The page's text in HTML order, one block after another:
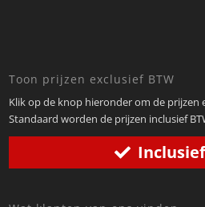
Toon prijzen exclusief BTW
Klik op de knop hieronder om de prijzen
Standaard worden de prijzen inclusief